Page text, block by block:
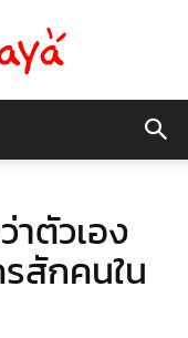
ตัวเอง
สักคนใน